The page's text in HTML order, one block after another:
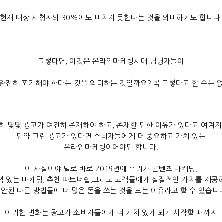
현재 대상 시청자의 30% 에도 미치지 못한다는 것을 의미하기도 합니다
그렇다면 이것은 온라인마케팅시대 담당자들이
전히 포기해야 한다는 것을 의미하는 것일까요? 꼭 그렇다고 할 수는
몇몇 광고가 여전히 존재해야 하고 존재할 만한 이유가 있다고 여겨
만약 그런 광고가 있다면 소비자들에게 더 중요하고 가치 있는
온라인마케팅이어야만 합니다
이 사실이야 말로 바로 2019 년에 우리가 콘텐츠 마케팅
있는 마케팅
추천 파트너쉽 그리고 고객들에게 실질적인 가치를 제공
된 다른 방법들에 더 많은 돈을 쓰는 것을 보는 이유라고 할 수 있습니
이러한 변화는 광고가 소비자들에게 더 가치 있게 되기 시작할 때까지